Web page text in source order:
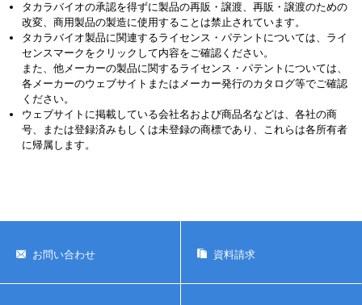
タカラバイオの承認を得ずに製品の再販・譲渡、再販・譲渡のための
改変、商用製品の製造に使用することは禁止されています。
タカラバイオ製品に関連するライセンス・パテントについては、ライ
センスマークをクリックして内容をご確認ください。
また、他メーカーの製品に関するライセンス・パテントについては、
各メーカーのウェブサイトまたはメーカー発行のカタログ等でご確認
ください。
ウェブサイトに掲載している会社名および商品名などは、各社の商
号、または登録済みもしくは未登録の商標であり、これらは各所有者
に帰属します。
お問い合わせ 資料請求